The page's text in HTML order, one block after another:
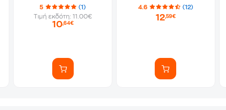
5
(1)
Τιμή εκδότη: 11.00€
10,64€
4.6 (12)
12,59€